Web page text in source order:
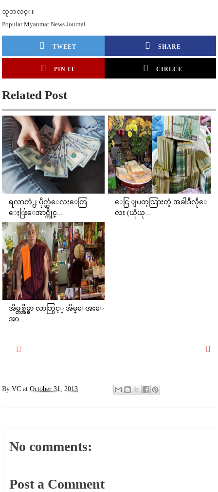
သုတလင္း
Popular Myanmar News Journal
TWEET SHARE
PIN IT CIRLCE
Related Post
ရလာတဲ႕ ပိုက္ဆံေလးေတြ
ေႏြးေအာင္ကိုင္...
ေငြ ျပတ္​သြားတဲ့ အခါဒီလိုေ
လး (ယုံယု...
အိမ္တစ္အိမ္မွာ လာဘ္ပြင့္ အိမ္ေအးေ
အာ...
ByVC atOctober 31, 2013
No comments:
Post a Comment